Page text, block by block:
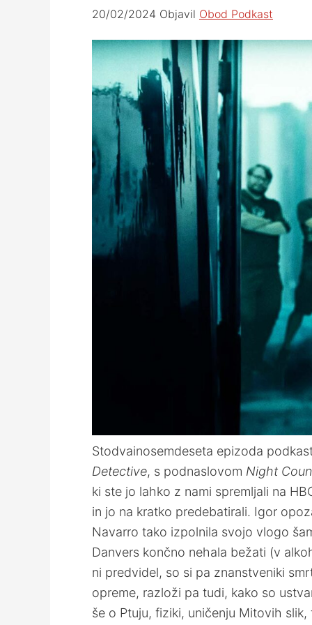
20/02/2024 Objavil Obod Podkast
Stodvainosemdeseta epizoda
Detective, s podnaslovom Night
ki ste jo lahko z nami spremljali na
in jo na kratko predebatirali. Igor
Navarro tako izpolnila svojo vlogo
Danvers končno nehala bežati (v
ni predvidel, so si pa znanstveniki
opreme, razloži pa tudi, kako so
še o Ptuju, fiziki, uničenju Mitovih